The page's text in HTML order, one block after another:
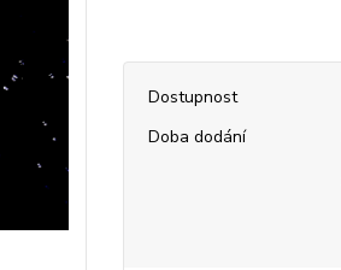
Dostupnost
Doba dodání